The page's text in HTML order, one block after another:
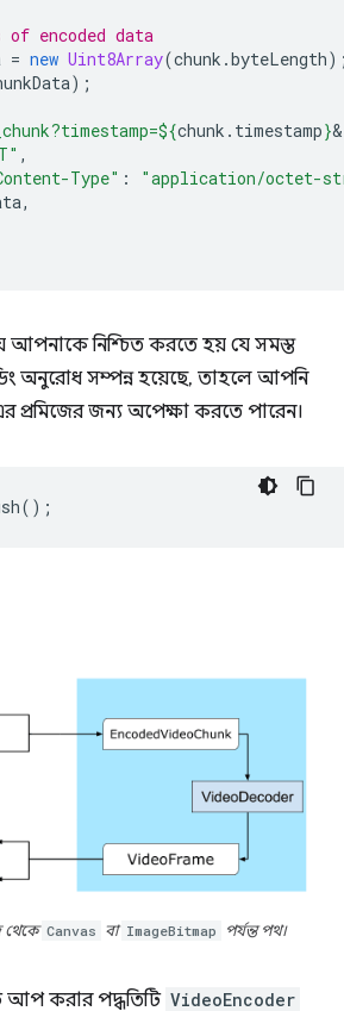
encoded data
= new Uint8Array(chunk .byteLength
);
${chunk . timestamp}&
,
Type" :
"application/octet-
,
আপনাকে নিশ্চিত করতে হয় যে সমস্ত
অনুরোধ সম্পন্ন হয়েছে, তাহলে আপনি
জন্য অপেক্ষা করতে পারেন।
();
থেকে Canvas বা ImageBitmap পর্যন্ত পথ।
আপ করার পদ্ধতিটি VideoEncoder